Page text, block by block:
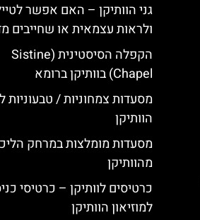
גני הוותיקן – האם אפשר
ולראות עצמאית או שחייבים
הקפלה הסיסטינית (Sistine
Chapel) בוותיקן ברומא
מסעדות צמחוניות / טבעוניות
הוותיקן
מסעדות מומלצות במרחק
מהוותיקן
כרטיסים לוותיקן – כרטיסי
למוזיאון הוותיקן